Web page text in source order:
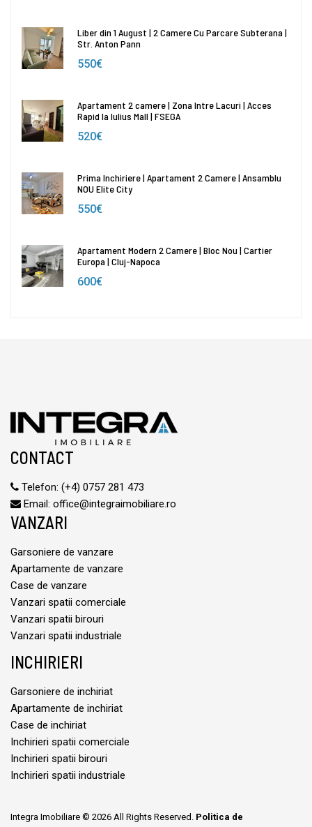
Liber din 1 August | 2 Camere Cu Parcare Subterana |
Str. Anton Pann
550€
Apartament 2 camere | Zona Intre Lacuri | Acces
Rapid la Iulius Mall | FSEGA
520€
Prima Inchiriere | Apartament 2 Camere | Ansamblu
NOU Elite City
550€
Apartament Modern 2 Camere | Bloc Nou | Cartier
Europa | Cluj-Napoca
600€
CONTACT
Telefon: (+4) 0757 281 473
Email: office@integraimobiliare.ro
VANZARI
Garsoniere de vanzare
Apartamente de vanzare
Case de vanzare
Vanzari spatii comerciale
Vanzari spatii birouri
Vanzari spatii industriale
INCHIRIERI
Garsoniere de inchiriat
Apartamente de inchiriat
Case de inchiriat
Inchirieri spatii comerciale
Inchirieri spatii birouri
Inchirieri spatii industriale
Integra Imobiliare © 2026 All Rights Reserved. Politica de